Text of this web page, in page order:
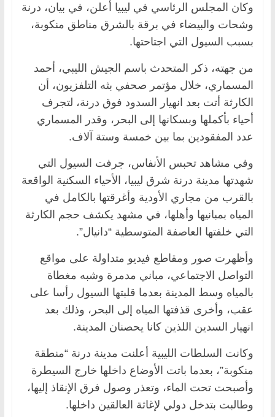
وكان المجلس الرئاسي في ليبيا أعلن، في بيان، درنة
وشحات والبيضاء في برقة بالشرق مناطق منكوبة،
بسبب السيول التي اجتاحتها.
من جهته، ذكر المتحدث باسم الجيش الليبي، أحمد
المسماري، خلال مؤتمر صحفي بثه التلفزيون، أن
الكارثة أتت بعد انهيار السدود فوق درنة، لتجرف
أحياء بأكملها وبسكانها إلى البحر، وقدر المسماري
عدد المفقودين بما بين خمسة وستة آلاف.
وفي مشاهد تحبس الأنفاس، جرفت السيول التي
شهدتها مدينة درنة شرق ليبيا، الأحياء السكنية الواقعة
بالقرب من مجاري الأودية وأغرقتها بالكامل في
المياه بمبانيها وأهلها، في مشهد يكشف حجم الكارثة
التي خلفتها العاصفة المتوسطية “دانيال”.
وأظهرت صور ومقاطع فيديو متداولة على مواقع
التواصل الاجتماعي، مباني مدمرة وشبه مغطاة
بالمياه وسط المدينة بعدما قلبتها السيول رأسا على
عقب، وأخرى قذفتها المياه إلى البحر، وذلك بعد
انهيار السدين اللذين كانا يحصنان المدينة.
وكانت السلطات الليبية أعلنت مدينة درنة “منطقة
منكوبة”، بعدما باتت الأوضاع داخلها خارج السيطرة
وأصبحت تحت الماء، وتعذر وصول فرق الإنقاذ إليها،
وطالبت بتدخل دولي لإغاثة العالقين داخلها.